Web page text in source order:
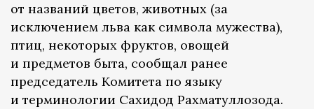
от названий цветов, животных (за
исключением льва как символа мужества),
птиц, некоторых фруктов, овощей
и предметов быта, сообщал ранее
председатель Комитета по языку
и терминологии Сахидод Рахматуллозода.